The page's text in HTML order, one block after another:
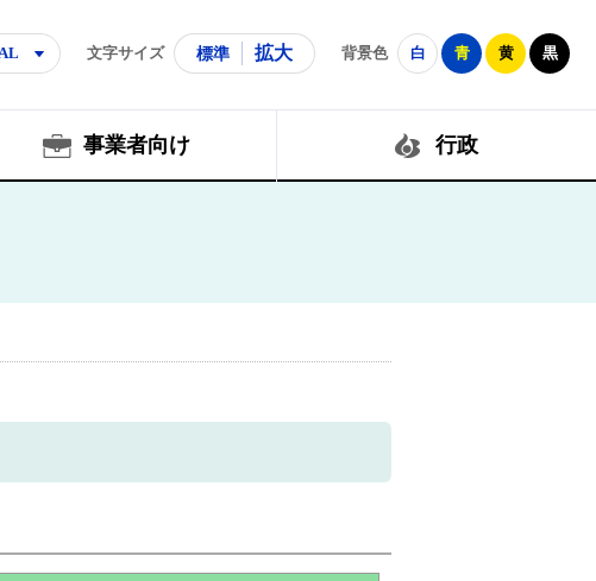
文字サイズ 標準 拡大 背景色 白 青 黄 黒
事業者向け 行政